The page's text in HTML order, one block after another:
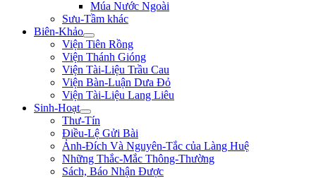
Múa Nước Ngoài
Sưu-Tầm khác
Biên-Khảo
Viện Tiên Rồng
Viện Thánh Gióng
Viện Tài-Liệu Trầu Cau
Viện Bàn-Luận Dưa Đỏ
Viện Tài-Liệu Lang Liêu
Sinh-Hoạt
Thư-Tín
Điều-Lệ Gửi Bài
Ảnh-Đích Và Nguyên-Tắc của Làng Huệ
Những Thắc-Mắc Thông-Thường
Sách, Báo Nhận Được